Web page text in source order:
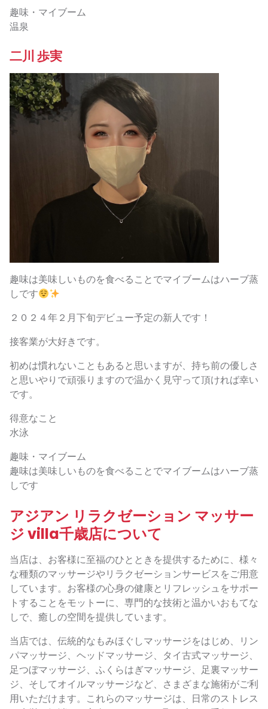
趣味・マイブーム
温泉
二川 歩実
趣味は美味しいものを食べることでマイブームはハーブ蒸
しです
２０２４年２月下旬デビュー予定の新人です！
接客業が大好きです。
初めは慣れないこともあると思いますが、持ち前の優しさ
と思いやりで頑張りますので温かく見守って頂ければ幸い
です。
得意なこと
水泳
趣味・マイブーム
趣味は美味しいものを食べることでマイブームはハーブ蒸
しです
アジアン リラクゼーション マッサー
ジ villa千歳店について
当店は、お客様に至福のひとときを提供するために、様々
な種類のマッサージやリラクゼーションサービスをご用意
しています。お客様の心身の健康とリフレッシュをサポー
トすることをモットーに、専門的な技術と温かいおもてな
しで、癒しの空間を提供しています。
当店では、伝統的なもみほぐしマッサージをはじめ、リン
パマッサージ、ヘッドマッサージ、タイ古式マッサージ、
足つぼマッサージ、ふくらはぎマッサージ、足裏マッサー
ジ、そしてオイルマッサージなど、さまざまな施術がご利
用いただけます。これらのマッサージは、日常のストレス